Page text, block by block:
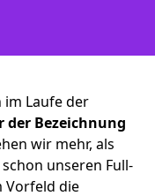
im Laufe der
der Bezeichnung
wir mehr, als
unseren Full-
Vorfeld die